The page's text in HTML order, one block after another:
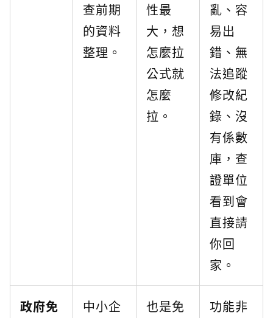
查前期
的資料
整理。
性最
大，想
怎麼拉
公式就
怎麼
拉。
亂、容
易出
錯、無
法追蹤
修改紀
錄、沒
有係數
庫，查
證單位
看到會
直接請
你回
家。
政府免
中小企
也是免
功能非